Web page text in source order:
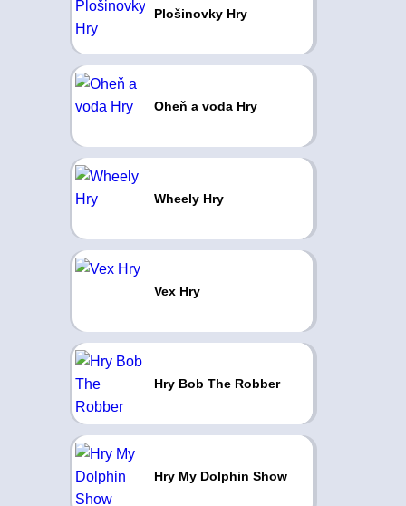
Plošinovky Hry
Oheň a voda Hry
Wheely Hry
Vex Hry
Hry Bob The Robber
Hry My Dolphin Show